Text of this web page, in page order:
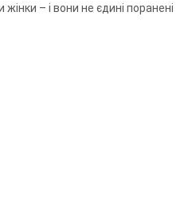
– і вони не єдині поранені